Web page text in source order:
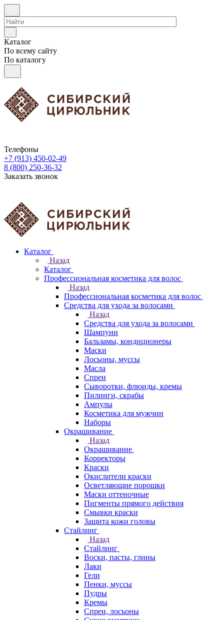
Каталог
По всему сайту
По каталогу
Телефоны
+7 (913) 450-02-49
8 (800) 250-36-32
Заказать звонок
Каталог
Назад
Каталог
Профессиональная косметика для волос
Назад
Профессиональная косметика для волос
Средства для ухода за волосами
Назад
Средства для ухода за волосами
Шампуни
Бальзамы, кондиционеры
Маски
Лосьоны, муссы
Масла
Спреи
Сыворотки, флюиды, кремы
Пилинги, скрабы
Ампулы
Косметика для мужчин
Наборы
Окрашивание
Назад
Окрашивание
Корректоры
Краски
Окислители краски
Осветляющие порошки
Маски оттеночные
Пигменты прямого действия
Смывки краски
Защита кожи головы
Стайлинг
Назад
Стайлинг
Воски, пасты, глины
Лаки
Гели
Пенки, муссы
Пудры
Кремы
Спреи, лосьоны